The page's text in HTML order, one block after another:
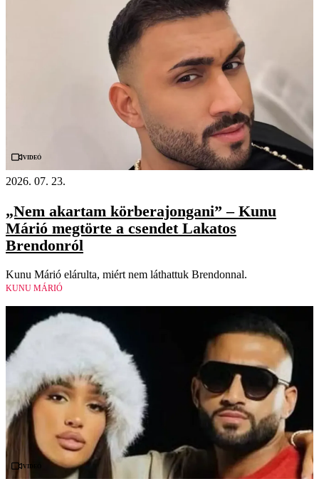
Videó
2026. 07. 23.
„Nem akartam körberajongani” – Kunu
Márió megtörte a csendet Lakatos
Brendonról
Kunu Márió elárulta, miért nem láthattuk Brendonnal.
KUNU MÁRIÓ
Videó